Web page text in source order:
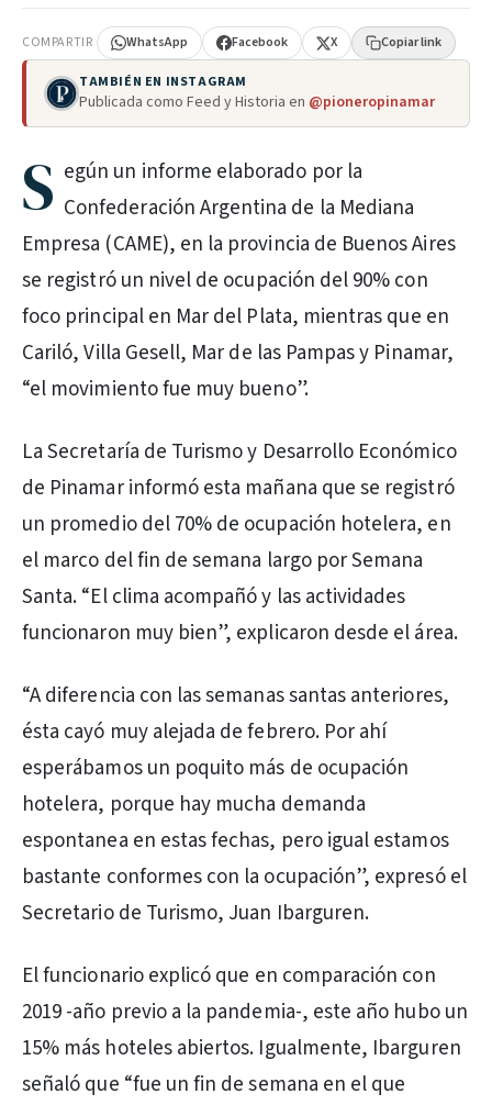
COMPARTIR WhatsApp Facebook X Copiar link
TAMBIÉN EN INSTAGRAM
Publicada como Feed y Historia en @pioneropinamar
S egún un informe elaborado por la
Confederación Argentina de la Mediana
Empresa (CAME), en la provincia de Buenos Aires
se registró un nivel de ocupación del 90% con
foco principal en Mar del Plata, mientras que en
Cariló, Villa Gesell, Mar de las Pampas y Pinamar,
“el movimiento fue muy bueno”.
La Secretaría de Turismo y Desarrollo Económico
de Pinamar informó esta mañana que se registró
un promedio del 70% de ocupación hotelera, en
el marco del fin de semana largo por Semana
Santa. “El clima acompañó y las actividades
funcionaron muy bien”, explicaron desde el área.
“A diferencia con las semanas santas anteriores,
ésta cayó muy alejada de febrero. Por ahí
esperábamos un poquito más de ocupación
hotelera, porque hay mucha demanda
espontanea en estas fechas, pero igual estamos
bastante conformes con la ocupación”, expresó el
Secretario de Turismo, Juan Ibarguren.
El funcionario explicó que en comparación con
2019 -año previo a la pandemia-, este año hubo un
15% más hoteles abiertos. Igualmente, Ibarguren
señaló que “fue un fin de semana en el que